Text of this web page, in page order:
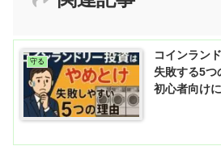
守る
コインラン
失敗する5つ
初心者向け